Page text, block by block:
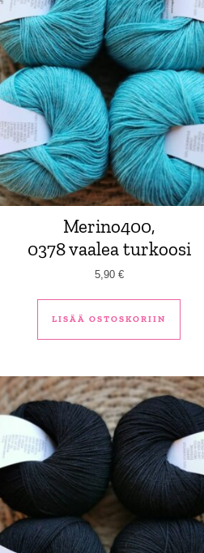
Merino400,
0378 vaalea turkoosi
5,90 €
LISÄÄ OSTOSKORIIN